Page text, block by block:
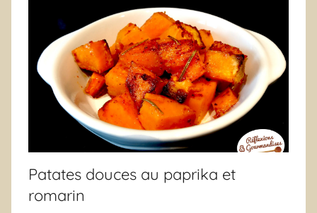
Patates douces au paprika et
romarin